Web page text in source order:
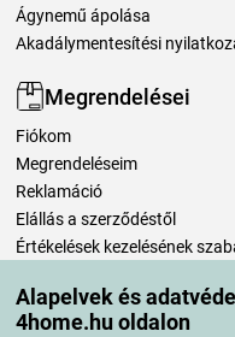
Alapelvek és
4home.hu oldalon
Ágynemű ápolása
Akadálymentesítési
Megrendelései
Fiókom
Megrendeléseim
Reklamáció
Elállás a szerződéstől
Értékelések kezelésének
Szállítási módok